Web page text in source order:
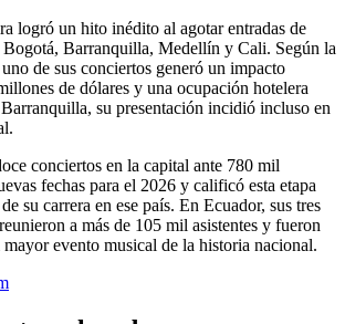
logró un hito inédito al agotar entradas de
Bogotá, Barranquilla, Medellín y Cali. Según la
de sus conciertos generó un impacto
de dólares y una ocupación hotelera
su presentación incidió incluso en
conciertos en la capital ante 780 mil
fechas para el 2026 y calificó esta etapa
su carrera en ese país. En Ecuador, sus tres
a más de 105 mil asistentes y fueron
evento musical de la historia nacional.